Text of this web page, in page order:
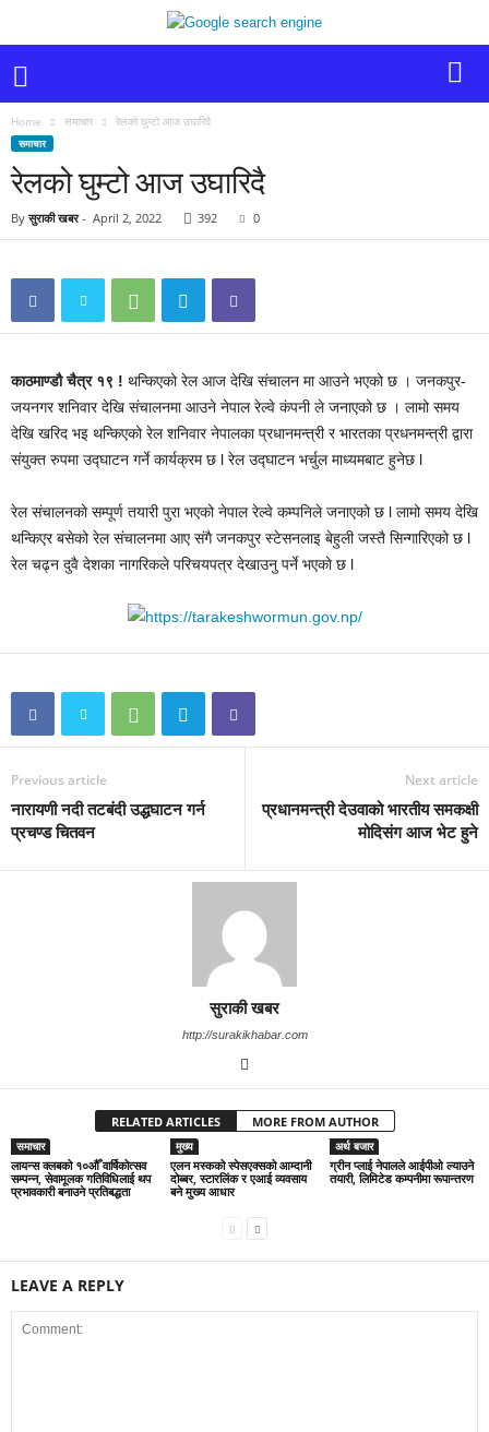
Home समाचार रेलको घुम्टो आज उघारिदै
समाचार
रेलको घुम्टो आज उघारिदै
By सुराकी खबर- April 2, 2022 392 0
काठमाण्डौ चैत्र १९ ! थन्किएको रेल आज देखि संचालन मा आउने भएको छ । जनकपुर-
जयनगर शनिवार देखि संचालनमा आउने नेपाल रेल्वे कंपनी ले जनाएको छ । लामो समय
देखि खरिद भइ थन्किएको रेल शनिवार नेपालका प्रधानमन्त्री र भारतका प्रधनमन्त्री द्वारा
संयुक्त रुपमा उद्घाटन गर्ने कार्यक्रम छ l रेल उद्घाटन भर्चुल माध्यमबाट हुनेछ l
रेल संचालनको सम्पूर्ण तयारी पुरा भएको नेपाल रेल्वे कम्पनिले जनाएको छ l लामो समय देखि
थन्किएर बसेको रेल संचालनमा आए संगै जनकपुर स्टेसनलाइ बेहुली जस्तै सिन्गारिएको छ l
रेल चढ्न दुवै देशका नागरिकले परिचयपत्र देखाउनु पर्ने भएको छ l
Previous article
नारायणी नदी तटबंदी उद्धघाटन गर्न
प्रचण्ड चितवन
Next article
प्रधानमन्त्री देउवाको भारतीय समकक्षी
मोदिसंग आज भेट हुने
सुराकी खबर
http://surakikhabar.com
RELATED ARTICLES MORE FROM AUTHOR
समाचार
लायन्स क्लबको १०औँ वार्षिकोत्सव
सम्पन्न, सेवामूलक गतिविधिलाई थप
प्रभावकारी बनाउने प्रतिबद्धता
मुख्य
एलन मस्कको स्पेसएक्सको आम्दानी
दोब्बर, स्टारलिंक र एआई व्यवसाय
बने मुख्य आधार
अर्थ बजार
ग्रीन प्लाई नेपालले आईपीओ ल्याउने
तयारी, लिमिटेड कम्पनीमा रूपान्तरण
LEAVE A REPLY